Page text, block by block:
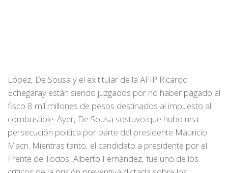
López, De Sousa y el ex titular de la AFIP Ricardo
Echegaray están siendo juzgados por no haber pagado al
fisco 8 mil millones de pesos destinados al impuesto al
combustible. Ayer, De Sousa sostuvo que hubo una
persecución política por parte del presidente Mauricio
Macri. Mientras tanto, el candidato a presidente por el
Frente de Todos, Alberto Fernández, fue uno de los